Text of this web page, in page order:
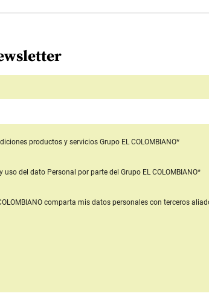
productos y servicios Grupo EL COLOMBIANO*
del dato Personal por parte del Grupo EL COLOMBIANO*
comparta mis datos personales con terceros